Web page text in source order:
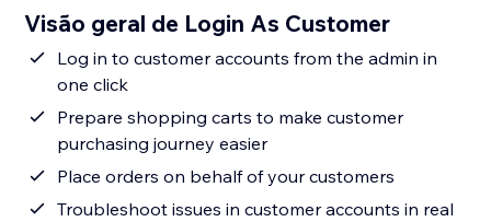
Visão geral de Login As Customer
Log in to customer accounts from the admin in
one click
Prepare shopping carts to make customer
purchasing journey easier
Place orders on behalf of your customers
Troubleshoot issues in customer accounts in real